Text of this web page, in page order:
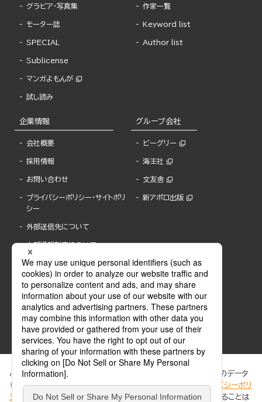
グラビア・写真集
モーター誌
SPECIAL
Sublicense
マンガよもんが
試し読み
作家一覧
Keyword list
Author list
企業情報
会社概要
採用情報
お問い合わせ
プライバシーポリシー・サイトポリ
シー
外部送信先について
内部通報制度について
グループ会社
ビーグリー
海王社
文友舎
新アポロ出版
ぶんか社が運営するサイトでは、利便性向上のためにCookie等のデータ
を使用しています。 当社のCookieについての詳細は、「プライバシーポリ
シー
」をご覧ください。当サイトでは、訪問者の個人情報を追跡することは